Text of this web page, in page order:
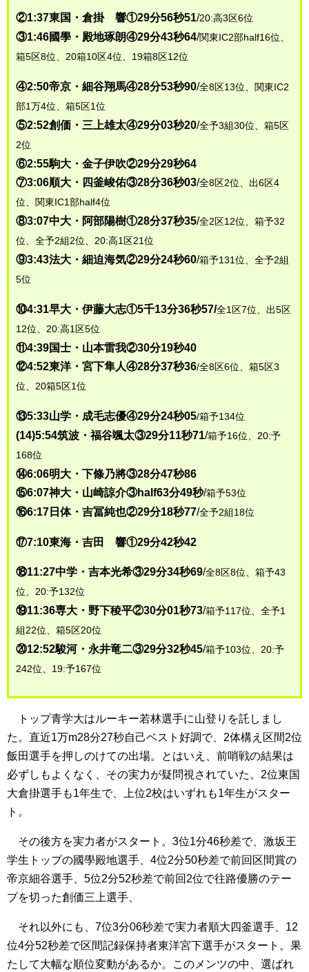
②1:37東国・倉掛 響①29分56秒51/20:高3区6位
③1:46國學・殿地琢朗④29分43秒64/関東IC2部half16位、
箱5区8位、20箱10区4位、19箱8区12位
④2:50帝京・細谷翔馬④28分53秒90/全8区13位、関東IC2
部1万4位、箱5区1位
⑤2:52創価・三上雄太④29分03秒20/全予3組30位、箱5区
2位
⑥2:55駒大・金子伊吹②29分29秒64
⑦3:06順大・四釜峻佑③28分36秒03/全8区2位、出6区4
位、関東IC1部half4位
⑧3:07中大・阿部陽樹①28分37秒35/全2区12位、箱予32
位、全予2組2位、20:高1区21位
⑨3:43法大・細迫海気②29分24秒60/箱予131位、全予2組
5位
⑩4:31早大・伊藤大志①5千13分36秒57/全1区7位、出5区
12位、20:高1区5位
⑪4:39国士・山本雷我②30分19秒40
⑫4:52東洋・宮下隼人④28分37秒36/全8区6位、箱5区3
位、20箱5区1位
⑬5:33山学・成毛志優④29分24秒05/箱予134位
(14)5:54筑波・福谷颯太③29分11秒71/箱予16位、20:予
168位
⑭6:06明大・下條乃將③28分47秒86
⑮6:07神大・山崎諒介③half63分49秒/箱予53位
⑯6:17日体・吉冨純也②29分18秒77/全予2組18位
⑰7:10東海・吉田 響①29分42秒42
⑱11:27中学・吉本光希③29分34秒69/全8区8位、箱予43
位、20:予132位
⑲11:36専大・野下稜平②30分01秒73/箱予117位、全予1
組22位、箱5区20位
⑳12:52駿河・永井竜二③29分32秒45/箱予103位、20:予
242位、19:予167位
トップ青学大はルーキー若林選手に山登りを託しまし
た。直近1万m28分27秒自己ベスト好調で、2体構え区間2位
飯田選手を押しのけての出場。とはいえ、前哨戦の結果は
必ずしもよくなく、その実力が疑問視されていた。2位東国
大倉掛選手も1年生で、上位2校はいずれも1年生がスター
ト。
その後方を実力者がスタート。3位1分46秒差で、激坂王
学生トップの國學殿地選手、4位2分50秒差で前回区間賞の
帝京細谷選手、5位2分52秒差で前回2位で往路優勝のテー
プを切った創価三上選手、
それ以外にも、7位3分06秒差で実力者順大四釜選手、12
位4分52秒差で区間記録保持者東洋宮下選手がスタート。果
たして大幅な順位変動があるか。このメンツの中、選ばれ